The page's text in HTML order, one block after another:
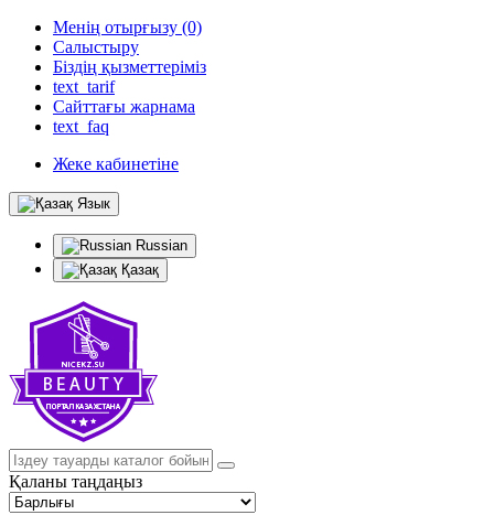
Менің отырғызу (0)
Салыстыру
Біздің қызметтеріміз
text_tarif
Сайттағы жарнама
text_faq
Жеке кабинетіне
Язык
Russian
Қазақ
Қаланы таңдаңыз